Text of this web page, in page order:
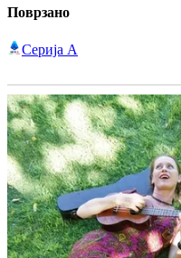
Поврзано
Серија А